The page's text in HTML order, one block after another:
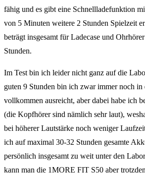
fähig und es gibt eine Schnellladefunktion
von 5 Minuten weitere 2 Stunden Spielzeit
beträgt insgesamt für Ladecase und
Stunden.
Im Test bin ich leider nicht ganz auf die
guten 9 Stunden bin ich zwar immer noch in
vollkommen ausreicht, aber dabei habe ich
(die Kopfhörer sind nämlich sehr laut),
bei höherer Lautstärke noch weniger
ich auf maximal 30-32 Stunden gesamte
persönlich insgesamt zu weit unter den
kann man die 1MORE FIT S50 aber